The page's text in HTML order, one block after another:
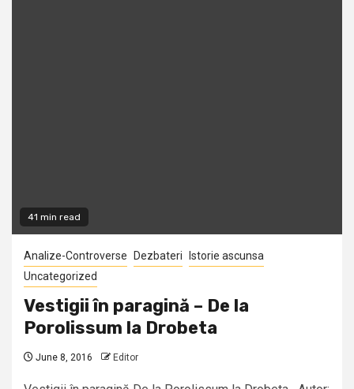
41 min read
Analize-Controverse Dezbateri
Istorie ascunsa
Uncategorized
Vestigii în paragină – De la
Porolissum la Drobeta
June 8, 2016 Editor